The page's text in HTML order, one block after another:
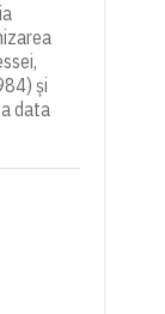
și
data